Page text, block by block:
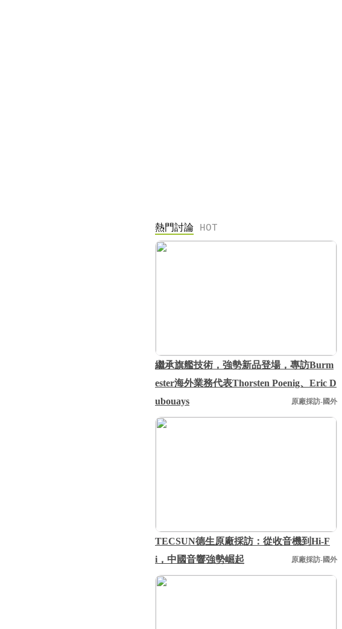
熱門討論 HOT
繼承旗艦技術，強勢新品登場，專訪Burm
ester海外業務代表Thorsten Poenig、Eric D
ubouays
原廠採訪-國外
TECSUN德生原廠採訪：從收音機到Hi-F
i，中國音響強勢崛起
原廠採訪-國外